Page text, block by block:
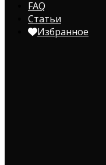
FAQ
Статьи
Избранное